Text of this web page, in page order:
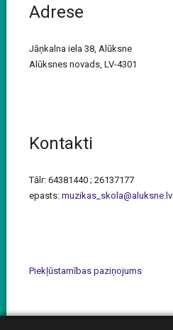
Adrese
Jāņkalna iela 38, Alūksne
Alūksnes novads, LV-4301
Kontakti
Tālr: 64381440 ; 26137177
epasts: muzikas_skola@aluksne.lv
Piekļūstamības paziņojums